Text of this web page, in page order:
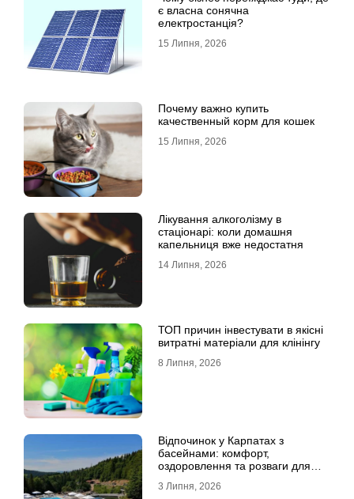
є власна сонячна
електростанція?
15 Липня, 2026
Почему важно купить
качественный корм для кошек
15 Липня, 2026
Лікування алкоголізму в
стаціонарі: коли домашня
капельниця вже недостатня
14 Липня, 2026
ТОП причин інвестувати в якісні
витратні матеріали для клінінгу
8 Липня, 2026
Відпочинок у Карпатах з
басейнами: комфорт,
оздоровлення та розваги для
3 Липня, 2026